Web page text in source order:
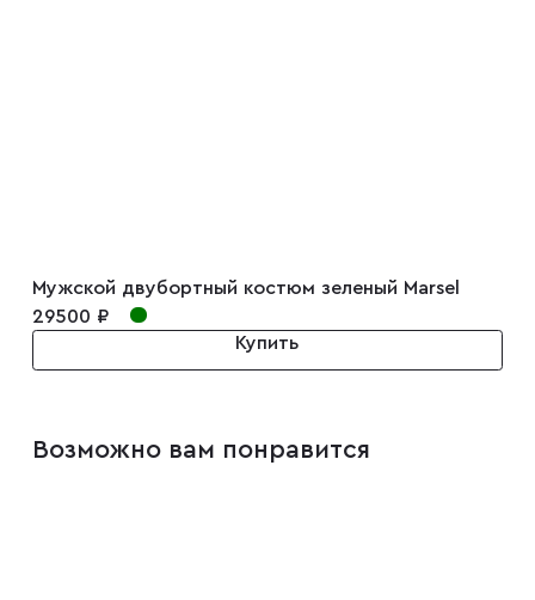
Мужской двубортный костюм зеленый Marsel
29500 ₽
Купить
Возможно вам понравится